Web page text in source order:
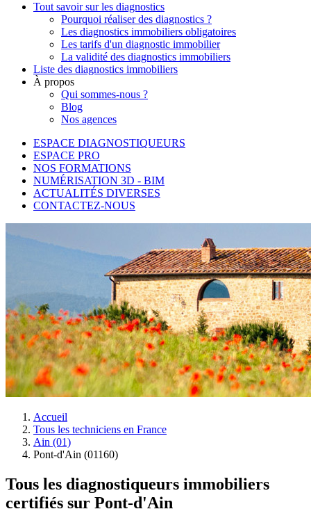
Tout savoir sur les diagnostics
Pourquoi réaliser des diagnostics ?
Les diagnostics immobiliers obligatoires
Les tarifs d'un diagnostic immobilier
La validité des diagnostics immobiliers
Liste des diagnostics immobiliers
À propos
Qui sommes-nous ?
Blog
Nos agences
ESPACE DIAGNOSTIQUEURS
ESPACE PRO
NOS FORMATIONS
NUMÉRISATION 3D - BIM
ACTUALITÉS DIVERSES
CONTACTEZ-NOUS
Accueil
Tous les techniciens en France
Ain (01)
Pont-d'Ain (01160)
Tous les diagnostiqueurs immobiliers
certifiés sur Pont-d'Ain